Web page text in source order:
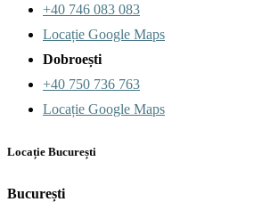
+40 746 083 083
Locație Google Maps
Dobroești
+40 750 736 763
Locație Google Maps
Locație București
București